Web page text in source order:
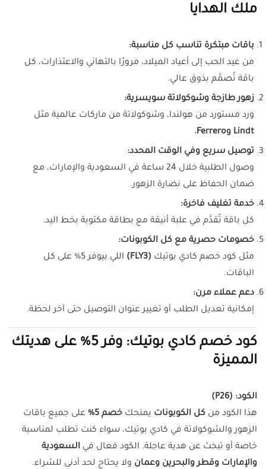
ملك الهدايا
باقات مبتكرة تناسب كل مناسبة:
من عيد الحب إلى أعياد الميلاد، مرورًا بالتهاني والاعتذارات، كل
باقة تُصمَّم بذوق عالي.
زهور طازجة وشوكولاتة سويسرية:
ورد مستورد من هولندا، وشوكولاتة من ماركات عالمية مثل
Lindt وFerrero.
توصيل سريع وفي الوقت المحدد:
وصول الطلبية خلال 24 ساعة في السعودية والإمارات، مع
ضمان الحفاظ على نضارة الزهور.
خدمة تغليف فاخرة:
كل باقة تُقدَّم في علبة أنيقة مع بطاقة مكتوبة بخط اليد.
خصومات حصرية مع كل الكوبونات:
مثل كود خصم كادي بوتيك (FLY3)
اللي بيوفر 5% على كل
الباقات.
دعم عملاء مرن:
إمكانية تعديل الطلب أو تغيير عنوان التوصيل حتى آخر لحظة.
كود خصم كادي بوتيك: وفر 5% على هديتك
المميزة
الكود: (P26)
هذا الكود من كل الكوبونات يمنحك خصم 5%
على جميع باقات
الزهور والشوكولاتة في كادي بوتيك، سواء كنت تطلب لمناسبة
خاصة أو تبحث عن هدية عاجلة. الكود فعال في السعودية
والإمارات وقطر والبحرين وعمان ولا يحتاج لحد أدنى للشراء.